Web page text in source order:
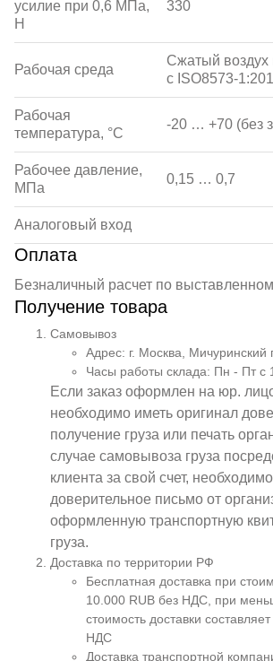
усилие при 0,6 МПа,
Н
330
Рабочая среда
Сжатый воздух
с ISO8573-
Рабочая
температура, °С
-20 … +70 (без
Рабочее давление,
МПа
0,15 … 0,7
Аналоговый вход
Оплата
Безналичный расчет по
Получение товара
Самовывоз
Адрес: г. Москва, Мичуринский
Часы работы склада: Пн - Пт с
Если заказ оформлен на юр.
необходимо иметь оригинал
получение груза или печать
случае самовывоза груза
клиента за свой счет,
доверительное письмо от
оформленную транспортную
груза.
Доставка по территории РФ
Бесплатная доставка при
10.000 RUB без НДС, при
стоимость доставки
НДС
Доставка транспортной